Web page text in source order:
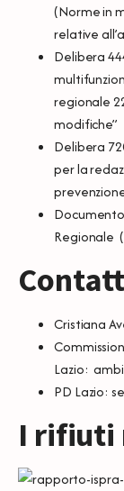
(Norme in
relative
Delibera
regionale
Delibera
per la
Regionale (
Cristiana
Lazio:
PD Lazio:
I rifiuti